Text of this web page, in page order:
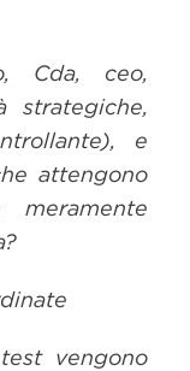
Cda, ceo,
strategiche,
e
attengono
vengono